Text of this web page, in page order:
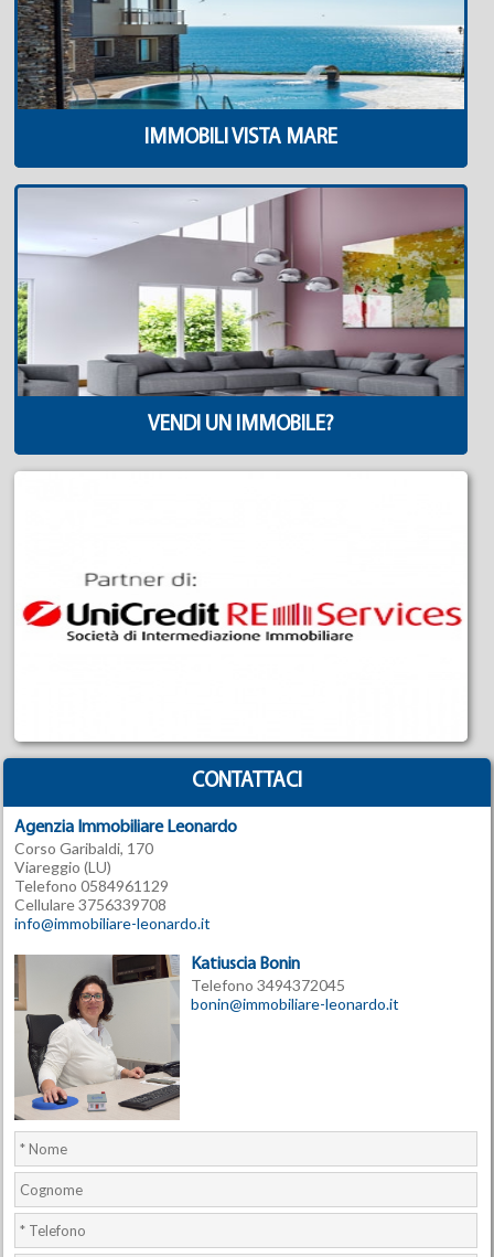
IMMOBILI VISTA MARE
VENDI UN IMMOBILE?
CONTATTACI
Agenzia Immobiliare Leonardo
Corso Garibaldi, 170
Viareggio (LU)
Telefono 0584961129
Cellulare 3756339708
info@immobiliare-leonardo.it
Katiuscia Bonin
Telefono 3494372045
bonin@immobiliare-leonardo.it